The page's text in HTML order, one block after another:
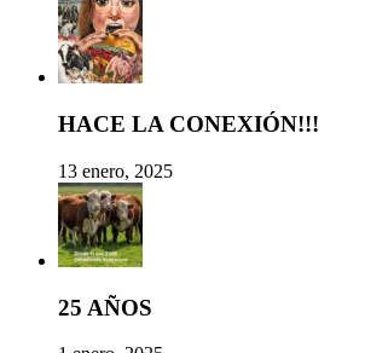
HACE LA CONEXIÓN!!!
13 enero, 2025
25 AÑOS